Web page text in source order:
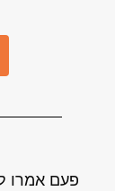
פעם אמרו